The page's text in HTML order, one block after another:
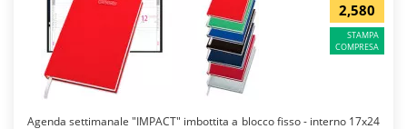
2,580
STAMPA
COMPRESA
Agenda settimanale "IMPACT" imbottita a blocco fisso - interno 17x24